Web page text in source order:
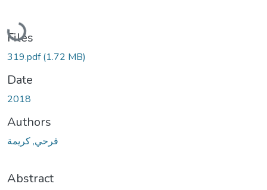
Loading...
Files
319.pdf(1.72 MB)
Date
2018
Authors
فرحي, كريمة
Abstract